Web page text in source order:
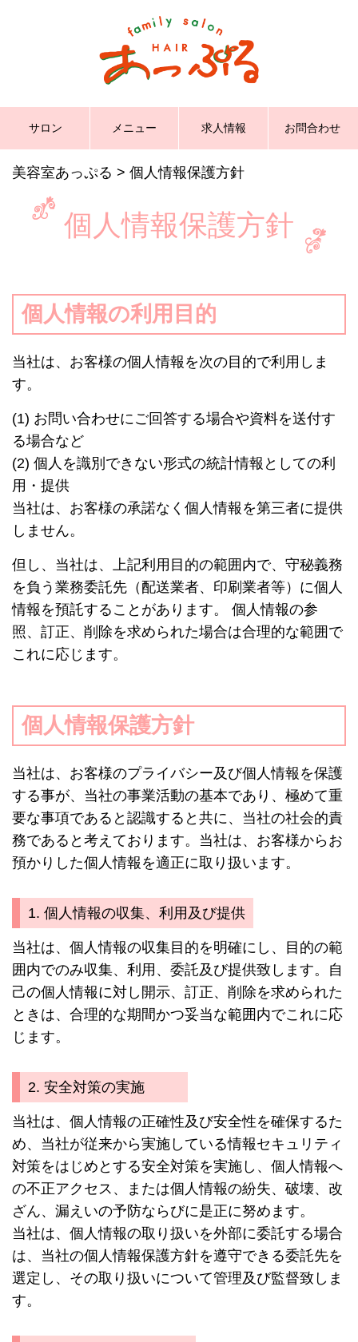
サロン メニュー 求人情報 お問合わせ
美容室あっぷる > 個人情報保護方針
個人情報保護方針
個人情報の利用目的
当社は、お客様の個人情報を次の目的で利用しま
す。
(1) お問い合わせにご回答する場合や資料を送付す
る場合など
(2) 個人を識別できない形式の統計情報としての利
用・提供
当社は、お客様の承諾なく個人情報を第三者に提供
しません。
但し、当社は、上記利用目的の範囲内で、守秘義務
を負う業務委託先（配送業者、印刷業者等）に個人
情報を預託することがあります。 個人情報の参
照、訂正、削除を求められた場合は合理的な範囲で
これに応じます。
個人情報保護方針
当社は、お客様のプライバシー及び個人情報を保護
する事が、当社の事業活動の基本であり、極めて重
要な事項であると認識すると共に、当社の社会的責
務であると考えております。当社は、お客様からお
預かりした個人情報を適正に取り扱います。
1. 個人情報の収集、利用及び提供
当社は、個人情報の収集目的を明確にし、目的の範
囲内でのみ収集、利用、委託及び提供致します。自
己の個人情報に対し開示、訂正、削除を求められた
ときは、合理的な期間かつ妥当な範囲内でこれに応
じます。
2. 安全対策の実施
当社は、個人情報の正確性及び安全性を確保するた
め、当社が従来から実施している情報セキュリティ
対策をはじめとする安全対策を実施し、個人情報へ
の不正アクセス、または個人情報の紛失、破壊、改
ざん、漏えいの予防ならびに是正に努めます。
当社は、個人情報の取り扱いを外部に委託する場合
は、当社の個人情報保護方針を遵守できる委託先を
選定し、その取り扱いについて管理及び監督致しま
す。